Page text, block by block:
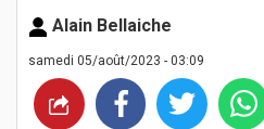
Alain Bellaiche
samedi 05/août/2023 - 03:09